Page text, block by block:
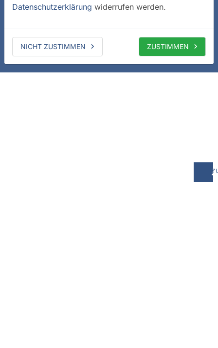
Datenschutzerklärung widerrufen werden.
NICHT ZUSTIMMEN ZUSTIMMEN